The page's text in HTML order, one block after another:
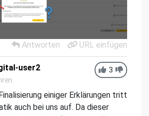
Antworten URL einfügen
3
user2
einiger Erklärungen tritt
auch bei uns auf. Da dieser